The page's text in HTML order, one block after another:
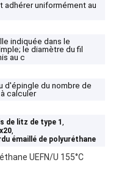
adhérer uniformément au
indiquée dans le
le diamètre du fil
au c
d'épingle du nombre de
calculer
de litz de type 1,
,
émaillé de polyuréthane
UEFN/U 155°C